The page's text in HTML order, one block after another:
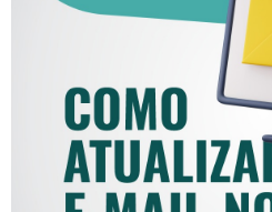
COMO
MAIL NO